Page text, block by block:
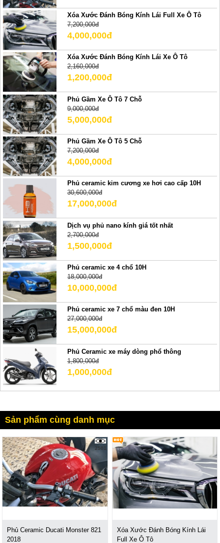
Xóa Xước Đánh Bóng Kính Lái Full Xe Ô Tô
7,200,000đ
4,000,000đ
Xóa Xước Đánh Bóng Kính Lái Xe Ô Tô
2,160,000đ
1,200,000đ
Phủ Gầm Xe Ô Tô 7 Chỗ
9,000,000đ
5,000,000đ
Phủ Gầm Xe Ô Tô 5 Chỗ
7,200,000đ
4,000,000đ
Phủ ceramic kim cương xe hơi cao cấp 10H
30,600,000đ
17,000,000đ
Dịch vụ phủ nano kính giá tốt nhất
2,700,000đ
1,500,000đ
Phủ ceramic xe 4 chổ 10H
18,000,000đ
10,000,000đ
Phủ ceramic xe 7 chổ màu đen 10H
27,000,000đ
15,000,000đ
Phủ Ceramic xe máy dòng phổ thông
1,800,000đ
1,000,000đ
Sản phẩm cùng danh mục
2501
Phủ Ceramic Ducati Monster 821
2018
Xóa Xước Đánh Bóng Kính Lái
Full Xe Ô Tô